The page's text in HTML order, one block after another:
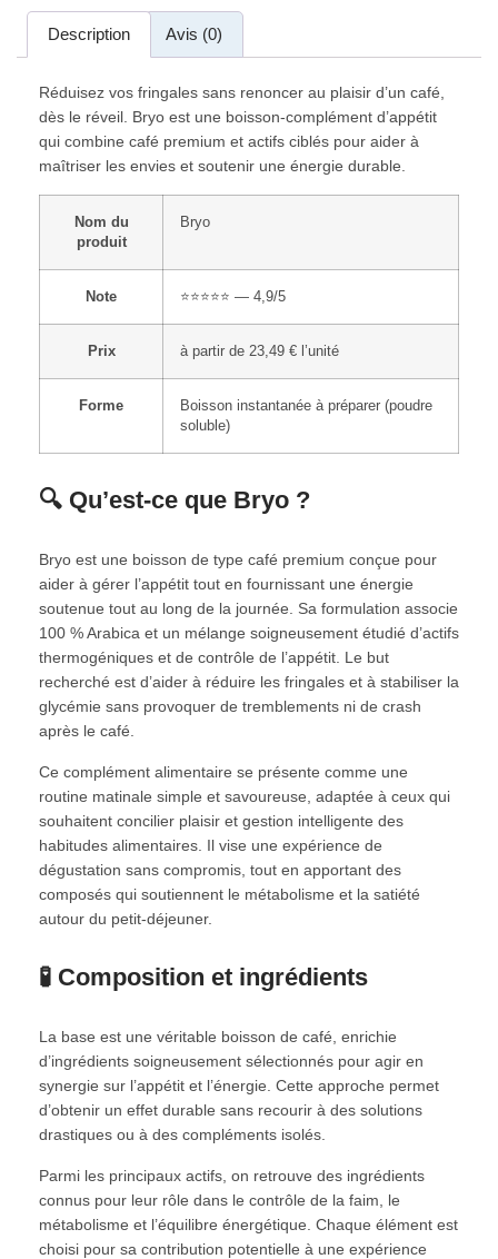
Description Avis (0)
Réduisez vos fringales sans renoncer au plaisir d’un café,
dès le réveil. Bryo est une boisson-complément d’appétit
qui combine café premium et actifs ciblés pour aider à
maîtriser les envies et soutenir une énergie durable.
Nom du
produit
Bryo
Note ⭐⭐⭐⭐⭐ — 4,9/5
Prix à partir de 23,49 € l’unité
Forme
Boisson instantanée à préparer (poudre
soluble)
🔍 Qu’est-ce que Bryo ?
Bryo est une boisson de type café premium conçue pour
aider à gérer l’appétit tout en fournissant une énergie
soutenue tout au long de la journée. Sa formulation associe
100 % Arabica et un mélange soigneusement étudié d’actifs
thermogéniques et de contrôle de l’appétit. Le but
recherché est d’aider à réduire les fringales et à stabiliser la
glycémie sans provoquer de tremblements ni de crash
après le café.
Ce complément alimentaire se présente comme une
routine matinale simple et savoureuse, adaptée à ceux qui
souhaitent concilier plaisir et gestion intelligente des
habitudes alimentaires. Il vise une expérience de
dégustation sans compromis, tout en apportant des
composés qui soutiennent le métabolisme et la satiété
autour du petit-déjeuner.
🧪 Composition et ingrédients
La base est une véritable boisson de café, enrichie
d’ingrédients soigneusement sélectionnés pour agir en
synergie sur l’appétit et l’énergie. Cette approche permet
d’obtenir un effet durable sans recourir à des solutions
drastiques ou à des compléments isolés.
Parmi les principaux actifs, on retrouve des ingrédients
connus pour leur rôle dans le contrôle de la faim, le
métabolisme et l’équilibre énergétique. Chaque élément est
choisi pour sa contribution potentielle à une expérience